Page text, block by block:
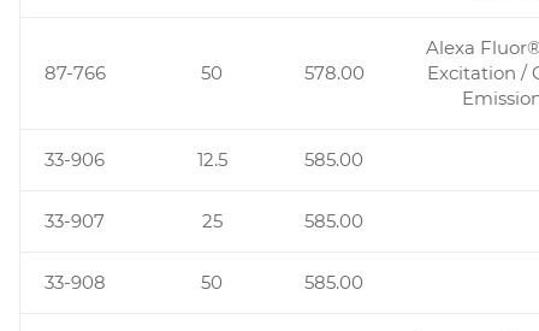
87-766 50 578.00
Alexa
Excitation /
33-906 12.5 585.00
33-907 25 585.00
33-908 50 585.00